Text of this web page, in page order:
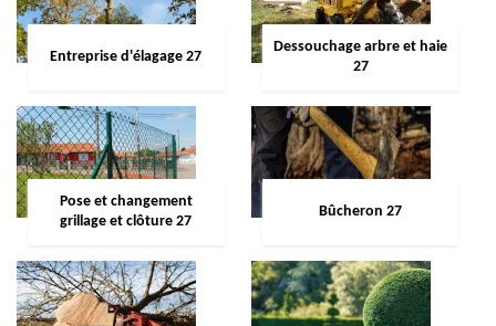
Entreprise d'élagage 27
Dessouchage arbre et haie
27
Pose et changement
grillage et clôture 27
Bûcheron 27